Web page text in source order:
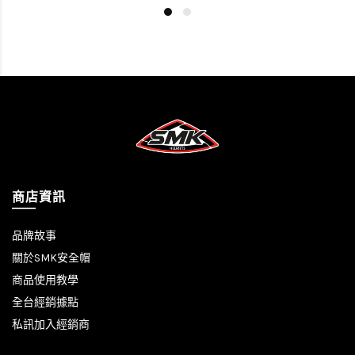
商店資訊
品牌故事
關於SMK安全帽
商品使用教學
全台經銷據點
私訊加入經銷商